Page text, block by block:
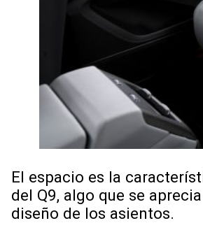
El espacio es la
del Q9, algo que se
diseño de los asientos.